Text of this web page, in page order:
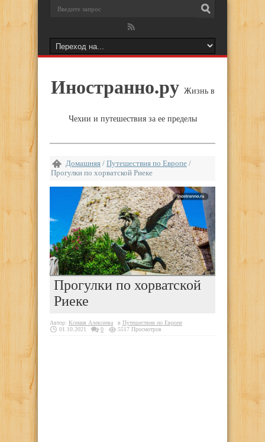
Иностранно.ру Жизнь в
Чехии и путешествия за ее пределы
Домашняя / Путешествия по Европе /
Прогулки по хорватской Риеке
Прогулки по хорватской
Риеке
Автор: Ксения Алексеева в Путешествия по Европе
01.10.2021
0 5517 Просмотров